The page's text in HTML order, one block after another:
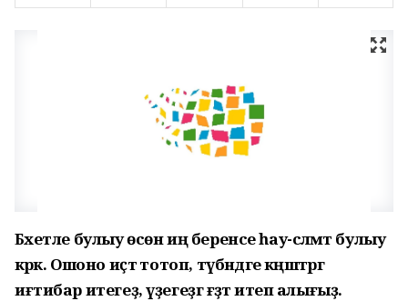
Бәхетле булыу өсөн иң беренсе һау-сәләмәт булыу
кәрәк. Ошоно иҫтә тотоп, түбәндәге кәңәштәргә
иғтибар итегеҙ, үҙегеҙгә ғәҙәт итеп алығыҙ.